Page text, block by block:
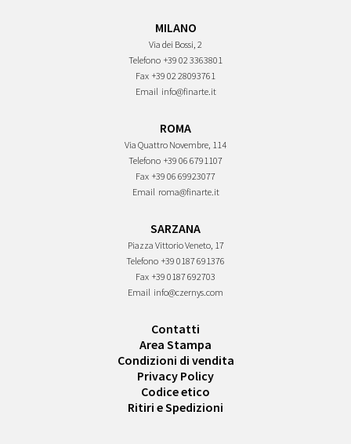
MILANO
Via dei Bossi, 2
Telefono +39 02 3363801
Fax +39 02 28093761
Email info@finarte.it
ROMA
Via Quattro Novembre, 114
Telefono +39 06 6791107
Fax +39 06 69923077
Email roma@finarte.it
SARZANA
Piazza Vittorio Veneto, 17
Telefono +39 0187 691376
Fax +39 0187 692703
Email info@czernys.com
Contatti
Area Stampa
Condizioni di vendita
Privacy Policy
Codice etico
Ritiri e Spedizioni